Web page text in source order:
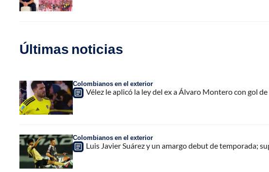
Últimas noticias
Colombianos en el exterior
Vélez le aplicó la ley del ex a Álvaro Montero con gol
Colombianos en el exterior
Luis Javier Suárez y un amargo debut de temporada;